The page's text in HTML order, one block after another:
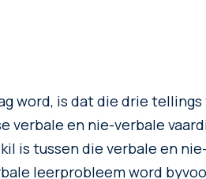
word, is dat die drie
verbale en nie-verbale
is tussen die verbale en
leerprobleem word